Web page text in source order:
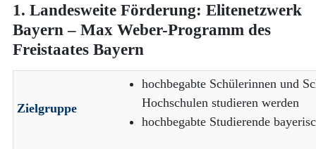
1. Landesweite Förderung: Elitenetzwerk
Bayern – Max Weber-Programm des
Freistaates Bayern
Zielgruppe
hochbegabte Schülerinnen und
Hochschulen studieren werden
hochbegabte Studierende